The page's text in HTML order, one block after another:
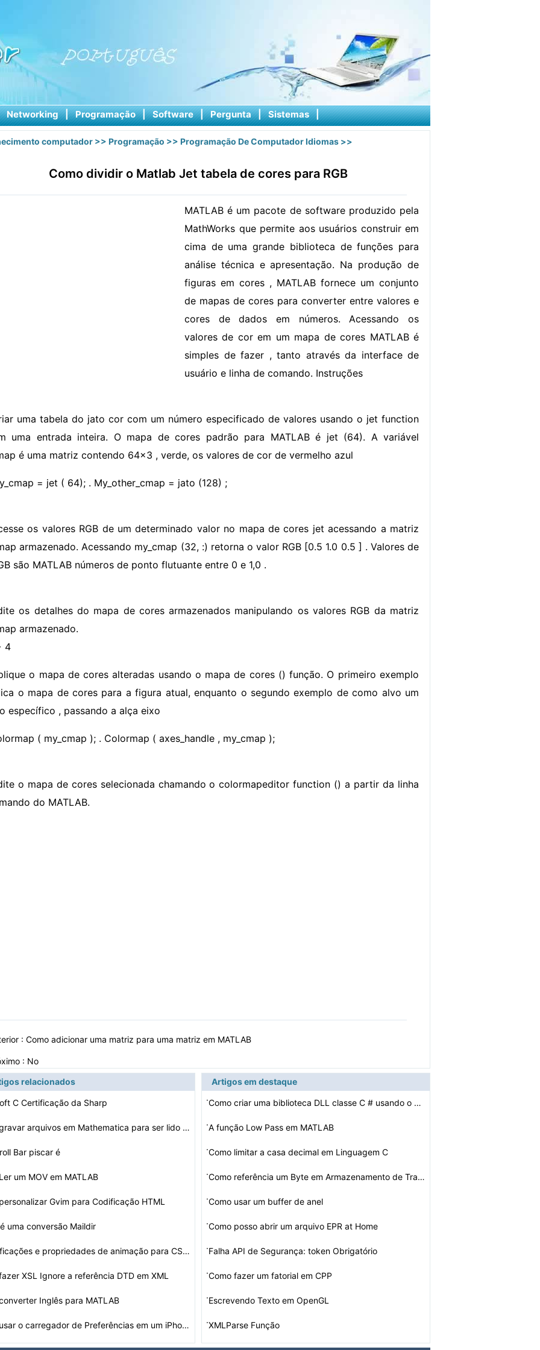
Networking | Programação | Software | Pergunta | Sistemas |
computador >> Programação >> Programação De Computador Idiomas >>
Como dividir o Matlab Jet tabela de cores para RGB
MATLAB é um pacote de software produzido pela
MathWorks que permite aos usuários construir em
cima de uma grande biblioteca de funções para
análise técnica e apresentação. Na produção de
figuras em cores , MATLAB fornece um conjunto
de mapas de cores para converter entre valores e
cores de dados em números. Acessando os
valores de cor em um mapa de cores MATLAB é
simples de fazer , tanto através da interface de
usuário e linha de comando. Instruções
uma tabela do jato cor com um número especificado de valores usando o jet function
uma entrada inteira. O mapa de cores padrão para MATLAB é jet (64). A variável
é uma matriz contendo 64x3 , verde, os valores de cor de vermelho azul
= jet ( 64); . My_other_cmap = jato (128) ;
os valores RGB de um determinado valor no mapa de cores jet acessando a matriz
armazenado. Acessando my_cmap (32, :) retorna o valor RGB [0.5 1.0 0.5 ] . Valores de
são MATLAB números de ponto flutuante entre 0 e 1,0 .
os detalhes do mapa de cores armazenados manipulando os valores RGB da matriz
armazenado.
4
o mapa de cores alteradas usando o mapa de cores () função. O primeiro exemplo
o mapa de cores para a figura atual, enquanto o segundo exemplo de como alvo um
específico , passando a alça eixo
( my_cmap ); . Colormap ( axes_handle , my_cmap );
o mapa de cores selecionada chamando o colormapeditor function () a partir da linha
do MATLAB.
: Como adicionar uma matriz para uma matriz em MATLAB
: No
relacionados
C Certificação da Sharp
Como gravar arquivos em Mathematica para ser lido em Fo…
Bar piscar é
um MOV em MATLAB
Gvim para Codificação HTML
uma conversão Maildir
Especificações e propriedades de animação para CSS3…
XSL Ignore a referência DTD em XML
Inglês para MATLAB
Como usar o carregador de Preferências em um iPhone
Artigos em destaque
·
Como criar uma biblioteca DLL classe C # usando o Visua…
·A função Low Pass em MATLAB
·Como limitar a casa decimal em Linguagem C
· Como referência um Byte em Armazenamento de Trabalho e…
·Como usar um buffer de anel
·Como posso abrir um arquivo EPR ​​at Home
·Falha API de Segurança: token Obrigatório
·Como fazer um fatorial em CPP
·Escrevendo Texto em OpenGL
·XMLParse Função